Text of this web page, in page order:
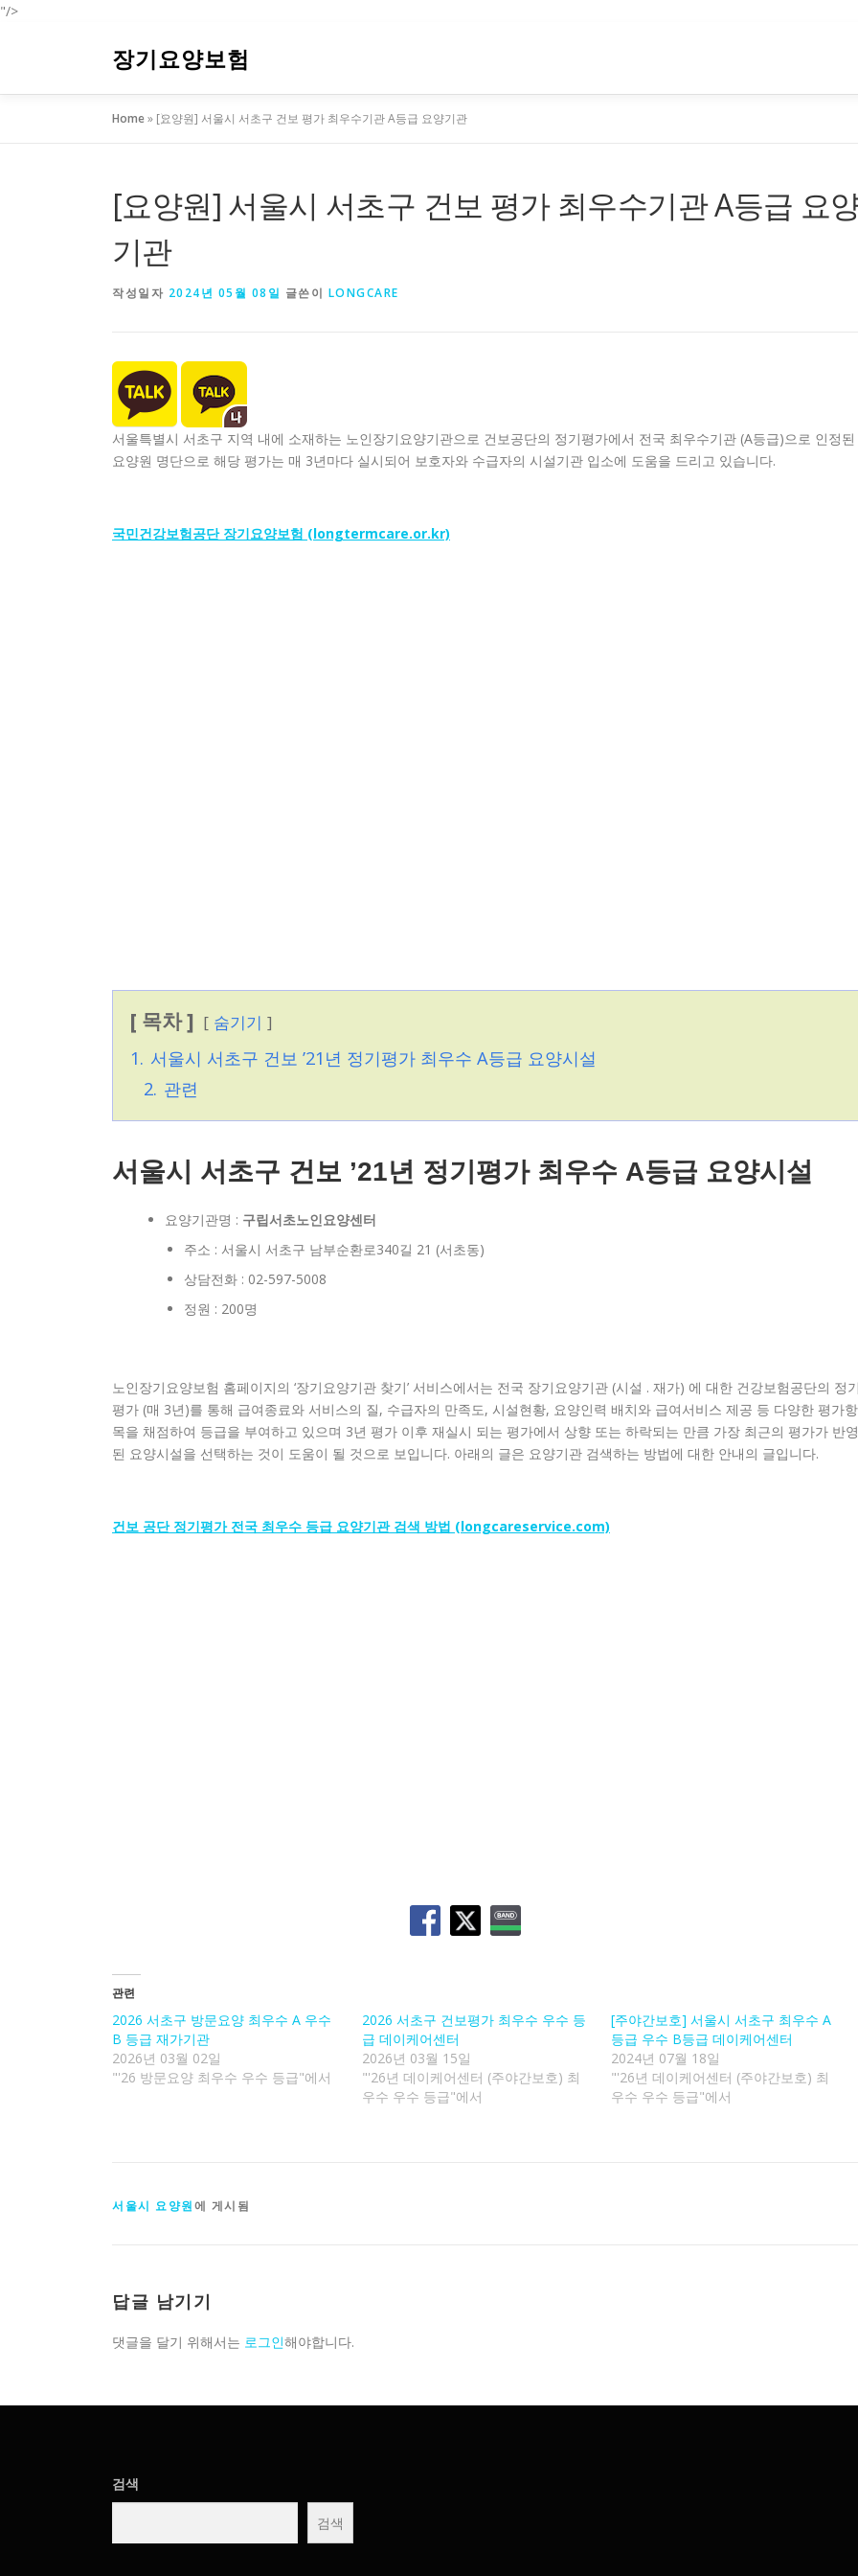
"/>
로
장기요양보험
Home» [요양원] 서울시 서초구 건보 평가 최우수기관 A등급 요양기관
[요양원] 서울시 서초구 건보 평가 최우수기관 A등급 요
기관
작성일자 2024년 05월 08일 글쓴이 LONGCARE
서울특별시 서초구 지역 내에 소재하는 노인장기요양기관으로 건보공단의 정기평가에서 전국 최우수기관 (A등급)으로 인정된
요양원 명단으로 해당 평가는 매 3년마다 실시되어 보호자와 수급자의 시설기관 입소에 도움을 드리고 있습니다.
국민건강보험공단 장기요양보험 (longtermcare.or.kr)
[ 목차 ] 숨기기
1. 서울시 서초구 건보 ’21년 정기평가 최우수 A등급 요양시설
2. 관련
서울시 서초구 건보 ’21년 정기평가 최우수 A등급 요양시설
요양기관명 : 구립서초노인요양센터
주소 : 서울시 서초구 남부순환로340길 21 (서초동)
상담전화 : 02-597-5008
정원 : 200명
노인장기요양보험 홈페이지의 ‘장기요양기관 찾기’ 서비스에서는 전국 장기요양기관 (시설 . 재가) 에 대한 건강보험공단의 정기
평가 (매 3년)를 통해 급여종료와 서비스의 질, 수급자의 만족도, 시설현황, 요양인력 배치와 급여서비스 제공 등 다양한 평가항
목을 채점하여 등급을 부여하고 있으며 3년 평가 이후 재실시 되는 평가에서 상향 또는 하락되는 만큼 가장 최근의 평가가 반영
된 요양시설을 선택하는 것이 도움이 될 것으로 보입니다. 아래의 글은 요양기관 검색하는 방법에 대한 안내의 글입니다.
건보 공단 정기평가 전국 최우수 등급 요양기관 검색 방법 (longcareservice.com)
관련
2026 서초구 방문요양 최우수 A 우수
B 등급 재가기관
2026년 03월 02일
"'26 방문요양 최우수 우수 등급"에서
2026 서초구 건보평가 최우수 우수 등
급 데이케어센터
2026년 03월 15일
"'26년 데이케어센터 (주야간보호) 최
우수 우수 등급"에서
[주야간보호] 서울시 서초구 최우수 A
등급 우수 B등급 데이케어센터
2024년 07월 18일
"'26년 데이케어센터 (주야간보호) 최
우수 우수 등급"에서
서울시 요양원에 게시됨
답글 남기기
댓글을 달기 위해서는 로그인해야합니다.
검색
검색